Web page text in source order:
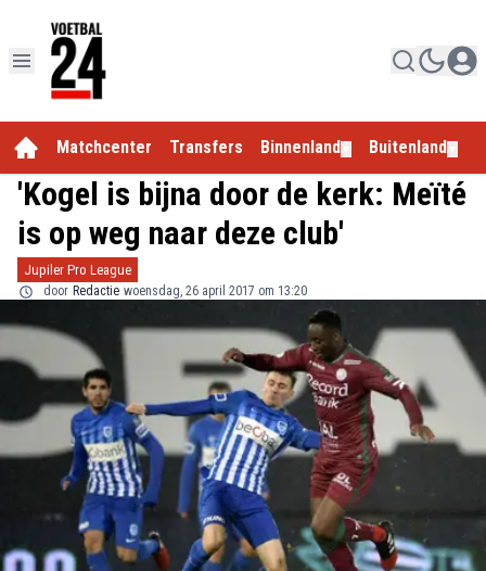
Matchcenter Transfers Binnenland Buitenland
'Kogel is bijna door de kerk: Meïté
is op weg naar deze club'
Jupiler Pro League
door Redactie woensdag, 26 april 2017 om 13:20